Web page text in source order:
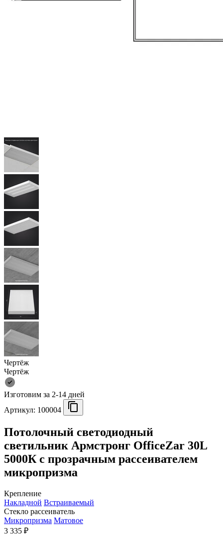
Чертёж
Чертёж
Изготовим за 2-14 дней
Артикул: 100004
Потолочный светодиодный
светильник Армстронг OfficeZar 30L
5000К с прозрачным рассеивателем
микропризма
Крепление
Накладной Встраиваемый
Стекло рассеиватель
Микропризма Матовое
3 335 ₽